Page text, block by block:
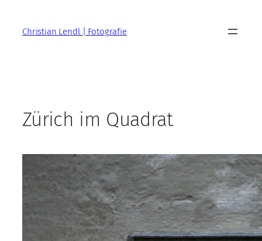
springenChristian Lendl | Fotografie
Zürich im Quadrat